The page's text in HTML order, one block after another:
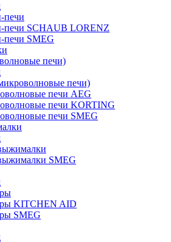
SCHAUB LORENZ
SMEG
печи)
печи)
печи AEG
печи KORTING
печи SMEG
SMEG
KITCHEN AID
SMEG